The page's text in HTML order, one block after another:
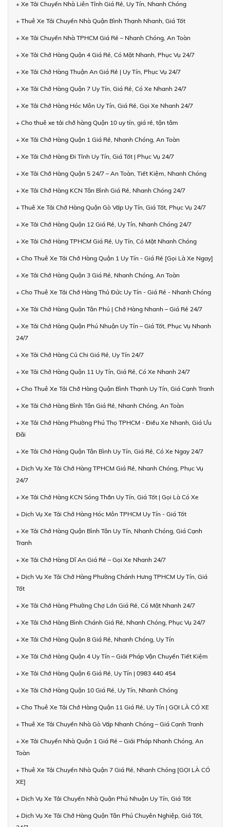
+ Xe Tải Chuyển Nhà Liên Tỉnh Giá Rẻ, Uy Tín, Nhanh Chóng
+ Thuê Xe Tải Chuyển Nhà Quận Bình Thạnh Nhanh, Giá Tốt
+ Xe Tải Chuyển Nhà TPHCM Giá Rẻ – Nhanh Chóng, An Toàn
+ Xe Tải Chở Hàng Quận 4 Giá Rẻ, Có Mặt Nhanh, Phục Vụ 24/7
+ Xe Tải Chở Hàng Thuận An Giá Rẻ | Uy Tín, Phục Vụ 24/7
+ Xe Tải Chở Hàng Quận 7 Uy Tín, Giá Rẻ, Có Xe Nhanh 24/7
+ Xe Tải Chở Hàng Hóc Môn Uy Tín, Giá Rẻ, Gọi Xe Nhanh 24/7
+ Cho thuê xe tải chở hàng Quận 10 uy tín, giá rẻ, tận tâm
+ Xe Tải Chở Hàng Quận 1 Giá Rẻ, Nhanh Chóng, An Toàn
+ Xe Tải Chở Hàng Đi Tỉnh Uy Tín, Giá Tốt | Phục Vụ 24/7
+ Xe Tải Chở Hàng Quận 5 24/7 – An Toàn, Tiết Kiệm, Nhanh Chóng
+ Xe Tải Chở Hàng KCN Tân Bình Giá Rẻ, Nhanh Chóng 24/7
+ Thuê Xe Tải Chở Hàng Quận Gò Vấp Uy Tín, Giá Tốt, Phục Vụ 24/7
+ Xe Tải Chở Hàng Quận 12 Giá Rẻ, Uy Tín, Nhanh Chóng 24/7
+ Xe Tải Chở Hàng TPHCM Giá Rẻ, Uy Tín, Có Mặt Nhanh Chóng
+ Cho Thuê Xe Tải Chở Hàng Quận 1 Uy Tín - Giá Rẻ [Gọi Là Xe Ngay]
+ Xe Tải Chở Hàng Quận 3 Giá Rẻ, Nhanh Chóng, An Toàn
+ Cho Thuê Xe Tải Chở Hàng Thủ Đức Uy Tín - Giá Rẻ - Nhanh Chóng
+ Xe Tải Chở Hàng Quận Tân Phú | Chở Hàng Nhanh – Giá Rẻ 24/7
+ Xe Tải Chở Hàng Quận Phú Nhuận Uy Tín – Giá Tốt, Phục Vụ Nhanh
24/7
+ Xe Tải Chở Hàng Củ Chi Giá Rẻ, Uy Tín 24/7
+ Xe Tải Chở Hàng Quận 11 Uy Tín, Giá Rẻ, Có Xe Nhanh 24/7
+ Cho Thuê Xe Tải Chở Hàng Quận Bình Thạnh Uy Tín, Giá Cạnh Tranh
+ Xe Tải Chở Hàng Bình Tân Giá Rẻ, Nhanh Chóng, An Toàn
+ Xe Tải Chở Hàng Phường Phú Thọ TPHCM - Điều Xe Nhanh, Giá Ưu
Đãi
+ Xe Tải Chở Hàng Quận Tân Bình Uy Tín, Giá Rẻ, Có Xe Ngay 24/7
+ Dịch Vụ Xe Tải Chở Hàng TPHCM Giá Rẻ, Nhanh Chóng, Phục Vụ
24/7
+ Xe Tải Chở Hàng KCN Sóng Thần Uy Tín, Giá Tốt | Gọi Là Có Xe
+ Dịch Vụ Xe Tải Chở Hàng Hóc Môn TPHCM Uy Tín - Giá Tốt
+ Xe Tải Chở Hàng Quận Bình Tân Uy Tín, Nhanh Chóng, Giá Cạnh
Tranh
+ Xe Tải Chở Hàng Dĩ An Giá Rẻ – Gọi Xe Nhanh 24/7
+ Dịch Vụ Xe Tải Chở Hàng Phường Chánh Hưng TPHCM Uy Tín, Giá
Tốt
+ Xe Tải Chở Hàng Phường Chợ Lớn Giá Rẻ, Có Mặt Nhanh 24/7
+ Xe Tải Chở Hàng Bình Chánh Giá Rẻ, Nhanh Chóng, Phục Vụ 24/7
+ Xe Tải Chở Hàng Quận 8 Giá Rẻ, Nhanh Chóng, Uy Tín
+ Xe Tải Chở Hàng Quận 4 Uy Tín – Giải Pháp Vận Chuyển Tiết Kiệm
+ Xe Tải Chở Hàng Quận 6 Giá Rẻ, Uy Tín | 0983 440 454
+ Xe Tải Chở Hàng Quận 10 Giá Rẻ, Uy Tín, Nhanh Chóng
+ Cho Thuê Xe Tải Chở Hàng Quận 11 Giá Rẻ, Uy Tín | GỌI LÀ CÓ XE
+ Thuê Xe Tải Chuyển Nhà Gò Vấp Nhanh Chóng – Giá Cạnh Tranh
+ Xe Tải Chuyển Nhà Quận 1 Giá Rẻ – Giải Pháp Nhanh Chóng, An
Toàn
+ Thuê Xe Tải Chuyển Nhà Quận 7 Giá Rẻ, Nhanh Chóng [GỌI LÀ CÓ
XE]
+ Dịch Vụ Xe Tải Chuyển Nhà Quận Phú Nhuận Uy Tín, Giá Tốt
+ Dịch Vụ Xe Tải Chở Hàng Quận Tân Phú Chuyên Nghiệp, Giá Tốt,